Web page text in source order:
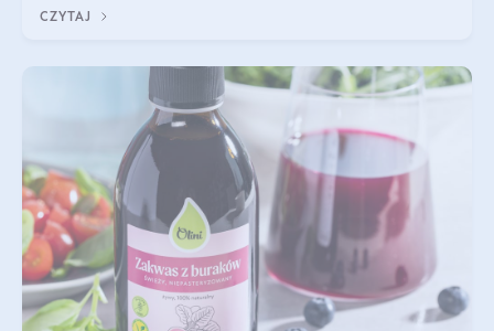
bydlęcy.
CZYTAJ